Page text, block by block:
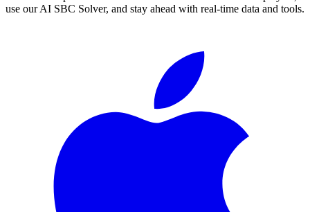
use our AI SBC Solver, and stay ahead with real-time data and tools.